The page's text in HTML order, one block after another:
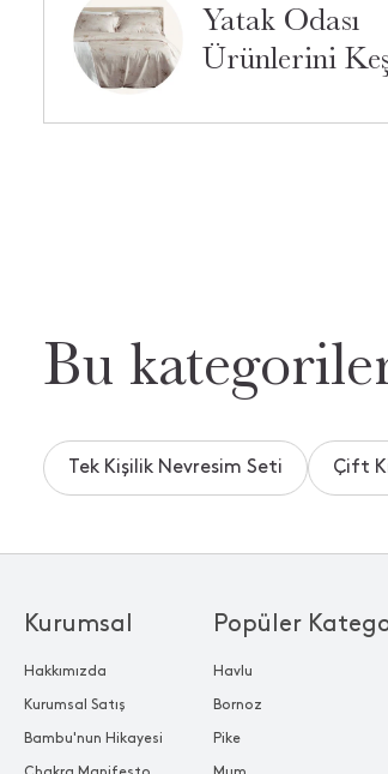
Yatak Odası
Ürünlerini
Bu
Tek Kişilik Nevresim Seti Çift
Popüler
Havlu
Bornoz
Pike
Kurumsal
Hakkımızda
Kurumsal Satış
Bambu'nun Hikayesi